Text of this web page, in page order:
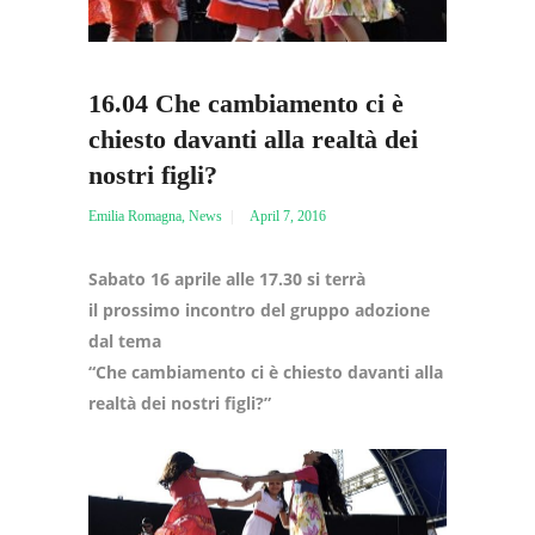
16.04 Che cambiamento ci è
chiesto davanti alla realtà dei
nostri figli?
Emilia Romagna News April 7, 2016
Sabato 16 aprile alle 17.30 si terrà
il prossimo incontro del gruppo adozione
dal tema
“Che cambiamento ci è chiesto davanti alla
realtà dei nostri figli?”